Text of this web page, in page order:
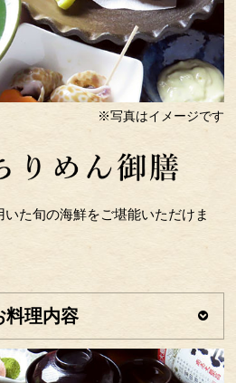
※写真はイメージです
た旬の海鮮をご堪能いただけま
料理内容